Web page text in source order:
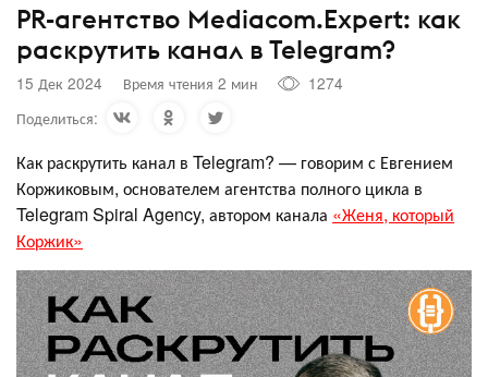
PR-агентство Mediacom.Expert: как
раскрутить канал в Telegram?
15 Дек 2024 Время чтения 2 мин
1274
Поделиться:
Как раскрутить канал в Telegram? — говорим с Евгением
Коржиковым, основателем агентства полного цикла в
Telegram Spiral Agency, автором канала «Женя, который
Коржик»